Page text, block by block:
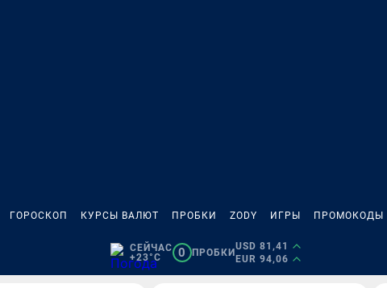
ГОРОСКОП КУРСЫ ВАЛЮТ ПРОБКИ ZODY ИГРЫ ПРОМОКОДЫ
СЕЙЧАС
+23°C
0 ПРОБКИ
USD 81,41
EUR 94,06